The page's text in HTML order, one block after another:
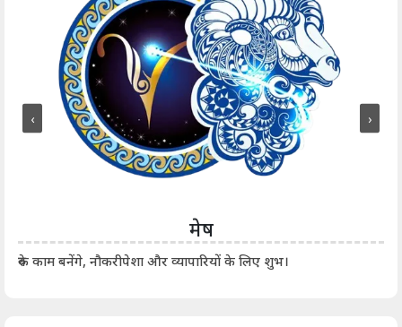
मेष
रुके काम बनेंगे, नौकरीपेशा और व्यापारियों के लिए शुभ।
‹ ›